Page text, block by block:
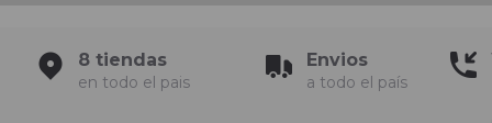
8 tiendas
en todo el pais
Envios
a todo el país